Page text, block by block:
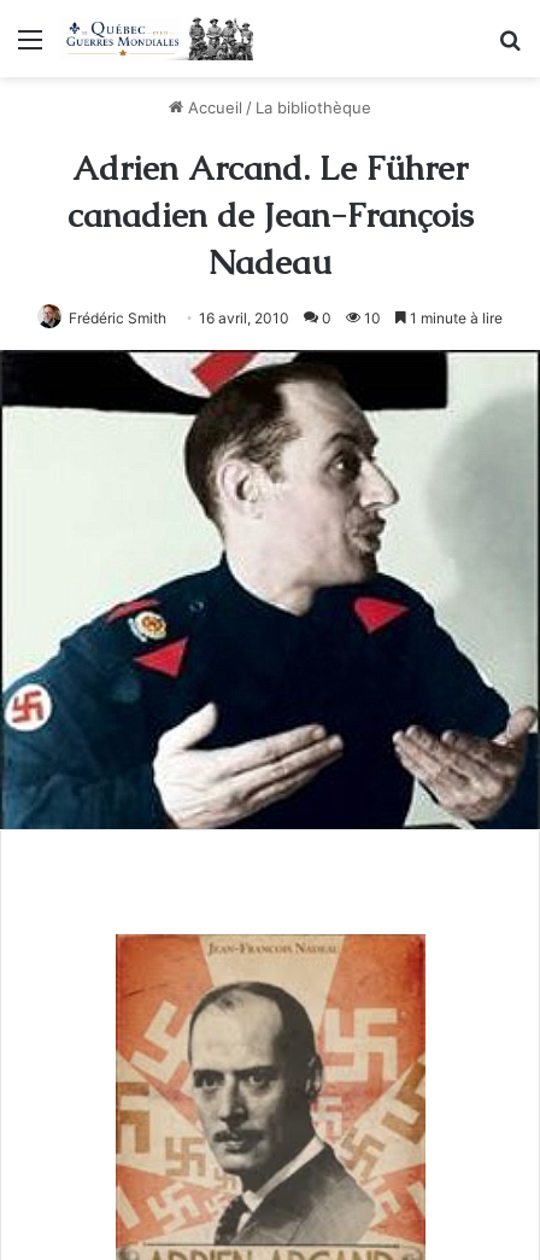
Menu
Accueil / La bibliothèque
Adrien Arcand. Le Führer
canadien de Jean-François
Nadeau
Frédéric Smith 16 avril, 2010 0 10 1 minute à lire